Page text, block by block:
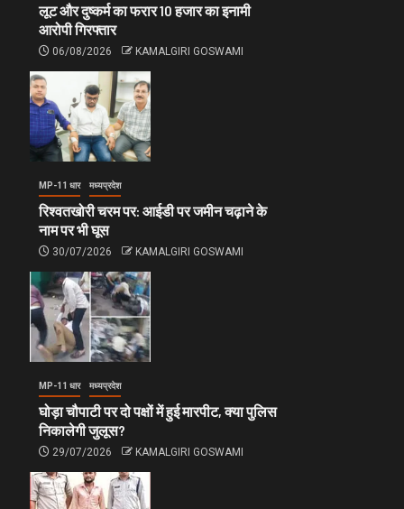
लूट और दुष्कर्म का फरार 10 हजार का इनामी
आरोपी गिरफ्तार
06/08/2026 KAMALGIRI GOSWAMI
MP-11 धार मध्यप्रदेश
रिश्वतखोरी चरम पर: आईडी पर जमीन चढ़ाने के
नाम पर भी घूस
30/07/2026 KAMALGIRI GOSWAMI
MP-11 धार मध्यप्रदेश
घोड़ा चौपाटी पर दो पक्षों में हुई मारपीट, क्या पुलिस
निकालेगी जुलूस?
29/07/2026 KAMALGIRI GOSWAMI